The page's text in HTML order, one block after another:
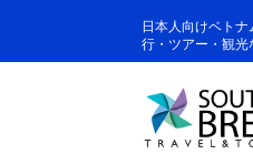
日本人向けベト
行・ツアー・観